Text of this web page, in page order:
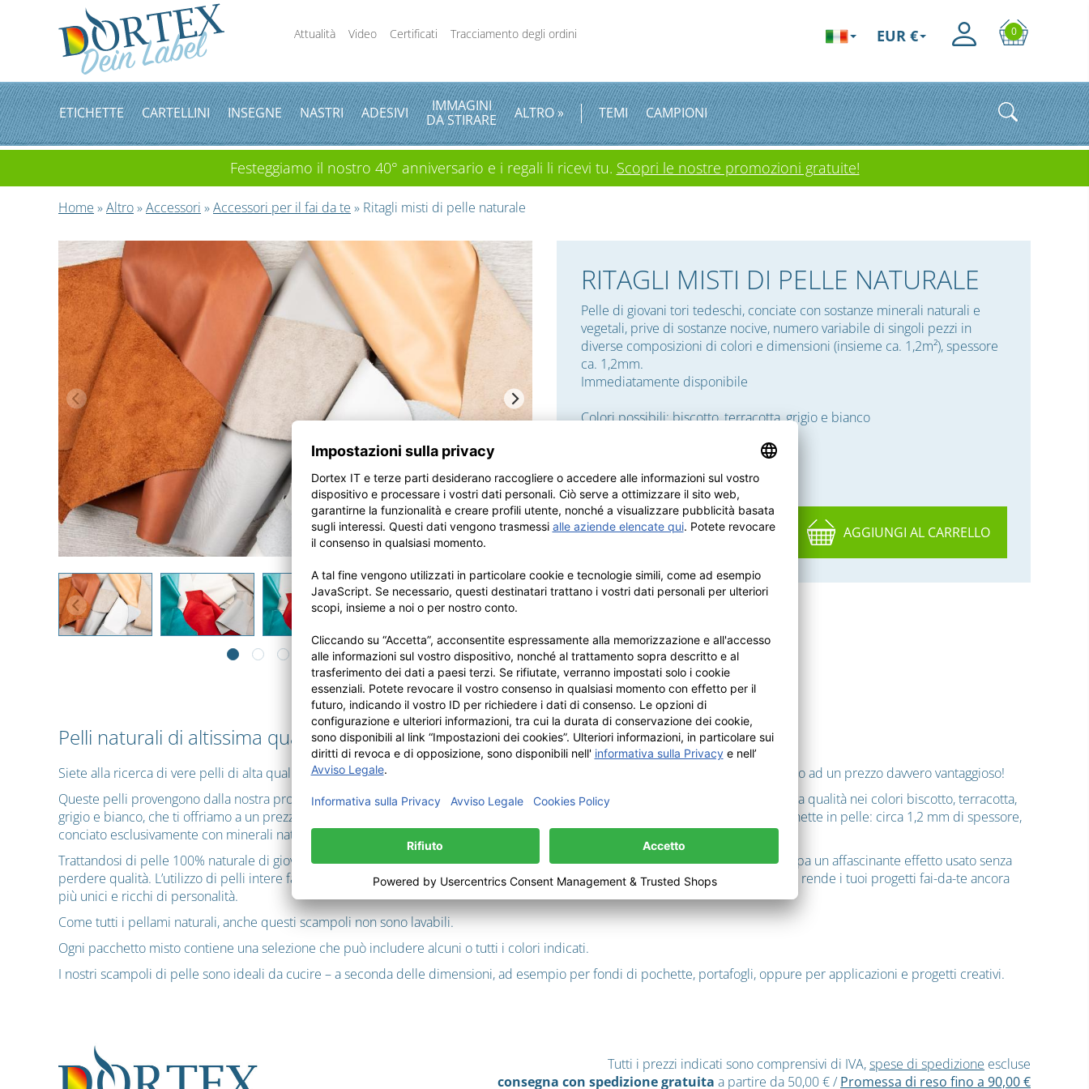
Attualità Video Certificati Tracciamento degli ordini 0
EUR €
ETICHETTE CARTELLINI INSEGNE NASTRI ADESIVI
IMMAGINI
DA STIRARE
ALTRO » TEMI CAMPIONI
Festeggiamo il nostro 40° anniversario e i regali li ricevi tu. Scopri le nostre promozioni gratuite!
Home »Altro»Accessori »Accessori per il fai da te » Ritagli misti di pelle naturale
RITAGLI MISTI DI PELLE NATURALE
Pelle di giovani tori tedeschi, conciate con sostanze minerali naturali e
vegetali, prive di sostanze nocive, numero variabile di singoli pezzi in
diverse composizioni di colori e dimensioni (insieme ca. 1,2m²), spessore
ca. 1,2mm.
Immediatamente disponibile
Colori possibili: biscotto, terracotta, grigio e bianco
Prezzo14,95€ / kg
Numero kg
AGGIUNGI AL CARRELLO
Pelli naturali di altissima qualità provenienti da giovani tori tedeschi – misti
Siete alla ricerca di vere pelli di alta qualità per realizzare da soli dei pezzi straordinari? Da noi troverete quello che state cercando ad un prezzo davvero vantaggioso!
Queste pelli provengono dalla nostra produzione Corinera, per la quale lavoriamo solo pezzi rettangolari. Ne derivano ritagli di alta qualità nei colori biscotto, terracotta,
grigio e bianco, che ti offriamo a un prezzo conveniente. Ogni pezzo rispetta gli stessi elevati standard qualitativi delle nostre etichette in pelle: circa 1,2 mm di spessore,
conciato esclusivamente con minerali naturali e sostanze vegetali, e garantito privo di sostanze nocive.
Trattandosi di pelle 100% naturale di giovani tori tedeschi, reagisce agli agenti esterni come il sole o l’umidità. Con il tempo sviluppa un affascinante effetto usato senza
perdere qualità. L’utilizzo di pelli intere fa sì che spessore, grana e colore naturale varino a seconda della parte del corpo. Questo rende i tuoi progetti fai-da-te ancora
più unici e ricchi di personalità.
Come tutti i pellami naturali, anche questi scampoli non sono lavabili.
Ogni pacchetto misto contiene una selezione che può includere alcuni o tutti i colori indicati.
I nostri scampoli di pelle sono ideali da cucire – a seconda delle dimensioni, ad esempio per fondi di pochette, portafogli, oppure per applicazioni e progetti creativi.
Tutti i prezzi indicati sono comprensivi di IVA,spese di spedizione escluse
consegna con spedizione gratuita a partire da 50,00 €/ Promessa di reso fino a 90,00 €